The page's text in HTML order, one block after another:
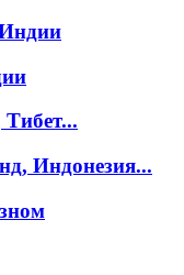
Индонезия...